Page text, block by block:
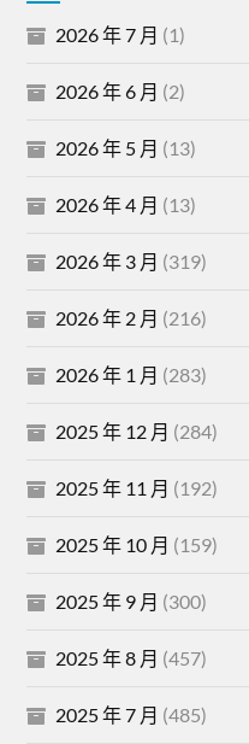
2026 年 7 月 (1)
2026 年 6 月 (2)
2026 年 5 月 (13)
2026 年 4 月 (13)
2026 年 3 月 (319)
2026 年 2 月 (216)
2026 年 1 月 (283)
2025 年 12 月 (284)
2025 年 11 月 (192)
2025 年 10 月 (159)
2025 年 9 月 (300)
2025 年 8 月 (457)
2025 年 7 月 (485)